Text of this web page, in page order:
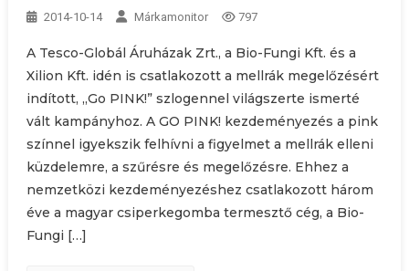
2014-10-14 Márkamonitor 797
A Tesco-Globál Áruházak Zrt., a Bio-Fungi Kft. és a
Xilion Kft. idén is csatlakozott a mellrák megelőzésért
indított, „Go PINK!” szlogennel világszerte ismerté
vált kampányhoz. A GO PINK! kezdeményezés a pink
színnel igyekszik felhívni a figyelmet a mellrák elleni
küzdelemre, a szűrésre és megelőzésre. Ehhez a
nemzetközi kezdeményezéshez csatlakozott három
éve a magyar csiperkegomba termesztő cég, a Bio-
Fungi […]